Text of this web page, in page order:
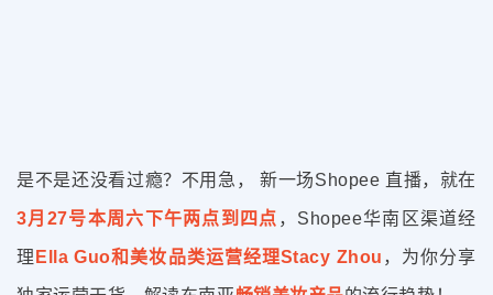
是不是还没看过瘾？不用急， 新一场Shopee 直播，就在
3月27号本周六下午两点到四点 ，Shopee华南区渠道经
理 Ella Guo和美妆品类运营经理Stacy Zhou ，为你分享